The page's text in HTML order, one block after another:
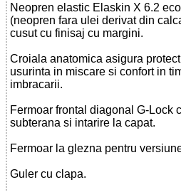
Neopren elastic Elaskin X 6.2
(neopren fara ulei derivat din
cusut cu finisaj cu margini.
Croiala anatomica asigura
usurinta in miscare si confort in
imbracarii.
Fermoar frontal diagonal G-Lock
subterana si intarire la capat.
Fermoar la glezna pentru
Guler cu clapa.